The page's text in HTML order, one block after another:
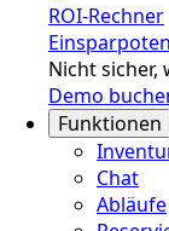
ROI-Rechner
Nicht sicher,
Demo
Funktionen
Chat
Abläufe